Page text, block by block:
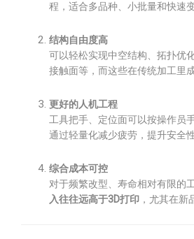
程，适合多品种、小批量和快速
结构自由度高
可以轻松实现中空结构、拓扑优
接触面等，而这些在传统加工里
更好的人机工程
工具把手、定位面可以按操作员
通过轻量化减少疲劳，提升安全性
综合成本可控
对于频繁改型、寿命相对有限的
入往往远高于3D打印 ，尤其在新